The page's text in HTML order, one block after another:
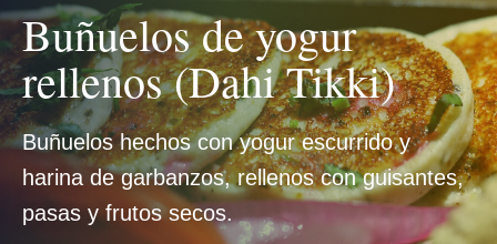
Buñuelos de yogur
rellenos (Dahi Tikki)
Buñuelos hechos con yogur escurrido y
harina de garbanzos, rellenos con guisantes,
pasas y frutos secos.